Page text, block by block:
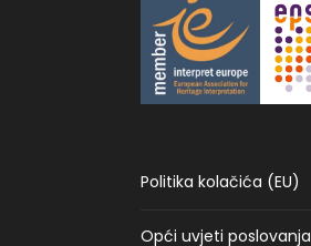
Politika kolačića (EU)
Opći uvjeti poslovanja